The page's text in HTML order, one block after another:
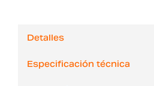
Detalles
Especificación técnica